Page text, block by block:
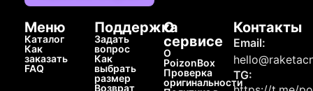
Меню
Каталог
Как
заказать
FAQ
Поддержка
Задать
вопрос
Как
выбрать
размер
Возврат
О
сервисе
О
PoizonBox
Проверка
оригинальности
Контакты
Email:
TG: